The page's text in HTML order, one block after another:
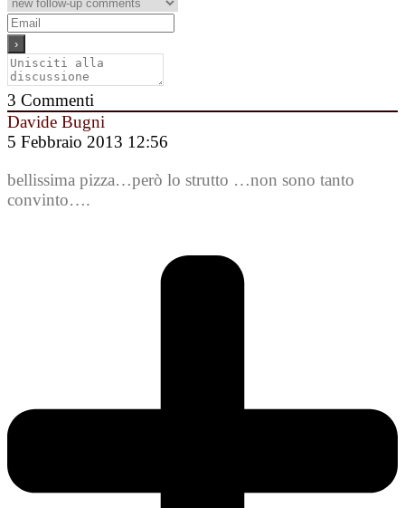
3 Commenti
Davide Bugni
5 Febbraio 2013 12:56
bellissima pizza…però lo strutto …non sono tanto
convinto….